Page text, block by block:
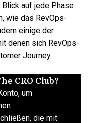
auf jede Phase
wie das RevOps-
einige der
denen sich RevOps-
Journey
CRO Club?
um
die mit